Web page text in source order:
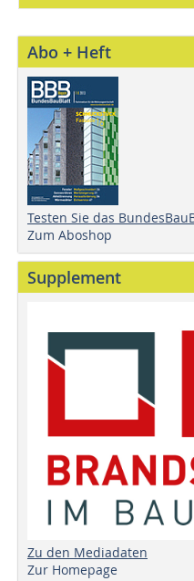
Abo + Heft
Testen Sie das
Zum Aboshop
Supplement
Zu den Mediadaten
Zur Homepage